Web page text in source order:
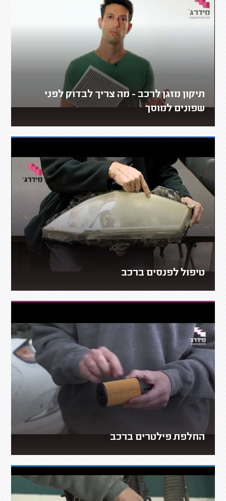
תיקון מזגן לרכב - מה צריך לבדוק לפני
שפונים למוסך
טיפול לפנסים ברכב
החלפת פילטרים ברכב